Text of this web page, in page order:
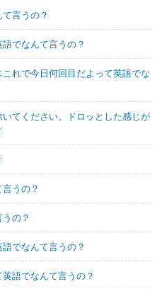
言うの？
でなんて言うの？
れで今日何回目だよって英語でな
てください。ドロッとした感じが
うの？
の？
でなんて言うの？
語でなんて言うの？